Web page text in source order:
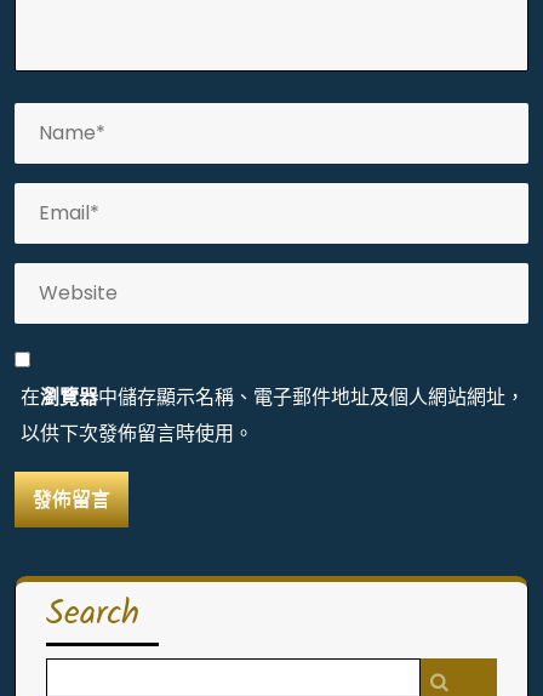
在瀏覽器中儲存顯示名稱、電子郵件地址及個人網站網址，
以供下次發佈留言時使用。
Search